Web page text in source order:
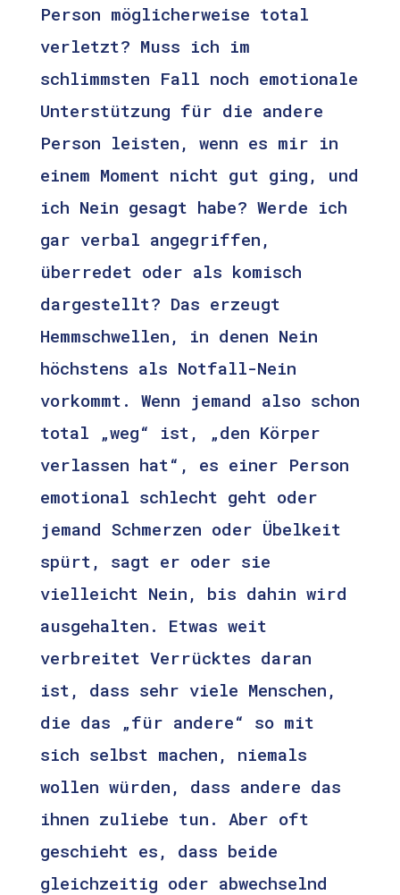
Person möglicherweise total
verletzt? Muss ich im
schlimmsten Fall noch emotionale
Unterstützung für die andere
Person leisten, wenn es mir in
einem Moment nicht gut ging, und
ich Nein gesagt habe? Werde ich
gar verbal angegriffen,
überredet oder als komisch
dargestellt? Das erzeugt
Hemmschwellen, in denen Nein
höchstens als Notfall-Nein
vorkommt. Wenn jemand also schon
total „weg“ ist, „den Körper
verlassen hat“, es einer Person
emotional schlecht geht oder
jemand Schmerzen oder Übelkeit
spürt, sagt er oder sie
vielleicht Nein, bis dahin wird
ausgehalten. Etwas weit
verbreitet Verrücktes daran
ist, dass sehr viele Menschen,
die das „für andere“ so mit
sich selbst machen, niemals
wollen würden, dass andere das
ihnen zuliebe tun. Aber oft
geschieht es, dass beide
gleichzeitig oder abwechselnd